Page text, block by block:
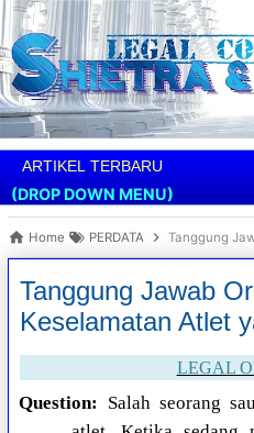
(DROP DOWN MENU)
Home PERDATA Tanggung Jawab
Tanggung Jawab
Keselamatan Atlet
LEGAL
Question: Salah seorang